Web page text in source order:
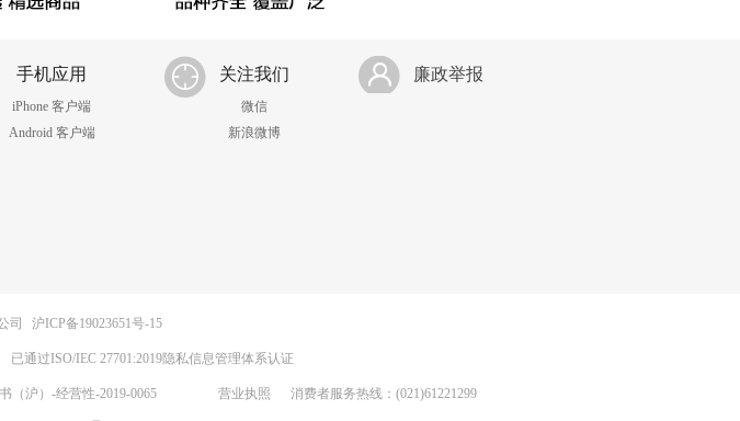
手机应用
iPhone 客户端
Android 客户端
关注我们
微信
新浪微博
廉政举报
司 沪ICP备19023651号-15
已通过ISO/IEC 27701:2019隐私信息管理体系认证
（沪）-经营性-2019-0065 营业执照 消费者服务热线：(021)61221299